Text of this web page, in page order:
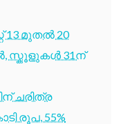
13 മുതൽ 20
സ്കൂളുകൾ 31ന്
ചരിത്ര
രൂപ, 55%